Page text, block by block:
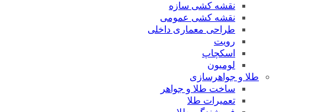
نقشه کشی سازه
نقشه کشی عمومی
طراحی معماری داخلی
رویت
اسکچاپ
لومیون
طلا و جواهرسازی
ساخت طلا و جواهر
تعمیرات طلا